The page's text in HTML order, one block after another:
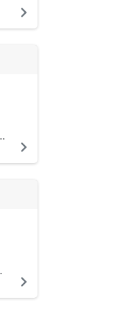
navigate_next
navigate_next
navigate_next